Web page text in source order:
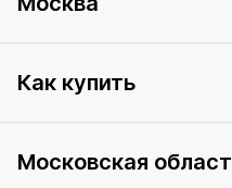
Как купить
Московская